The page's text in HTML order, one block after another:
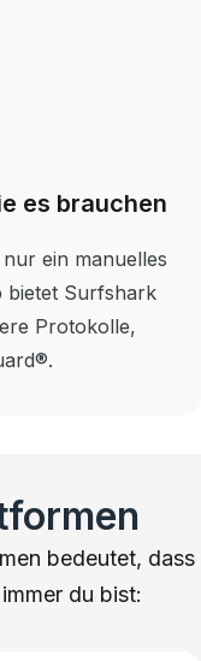
es brauchen
ein manuelles
bietet Surfshark
Protokolle,
bedeutet, dass
du bist: